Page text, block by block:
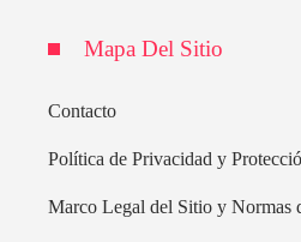
Mapa Del Sitio
Contacto
Política de Privacidad y
Marco Legal del Sitio y Normas